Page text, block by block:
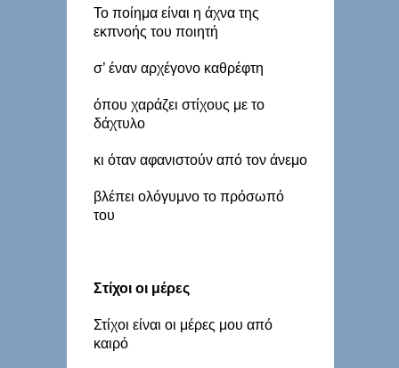
Το ποίημα είναι η άχνα της
εκπνοής του ποιητή
σ’ έναν αρχέγονο καθρέφτη
όπου χαράζει στίχους με το
δάχτυλο
κι όταν αφανιστούν από τον άνεμο
βλέπει ολόγυμνο το πρόσωπό
του
Στίχοι οι μέρες
Στίχοι είναι οι μέρες μου από
καιρό